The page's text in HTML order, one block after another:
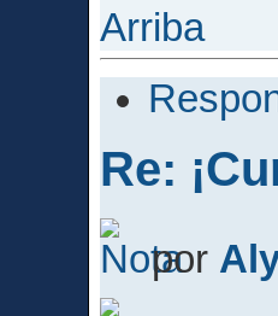
Arriba
Re:
por